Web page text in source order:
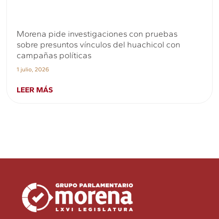
Morena pide investigaciones con pruebas
sobre presuntos vínculos del huachicol con
campañas políticas
1 julio, 2026
LEER MÁS